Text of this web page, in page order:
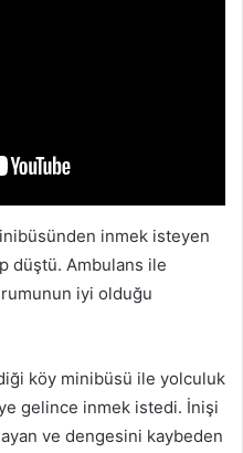
inmek isteyen
düştü. Ambulans ile
iyi olduğu
köy minibüsü ile yolculuk
gelince inmek istedi. İnişi
ve dengesini kaybeden